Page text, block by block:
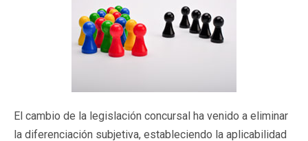
El cambio de la legislación concursal ha venido a eliminar
la diferenciación subjetiva, estableciendo la aplicabilidad